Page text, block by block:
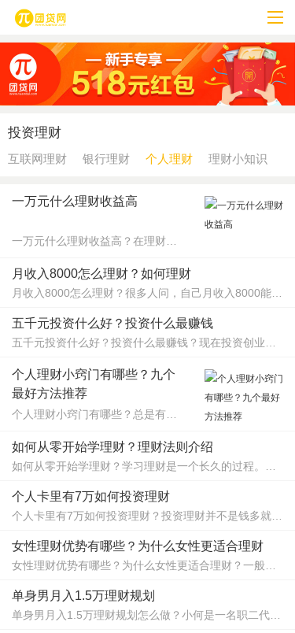
投资理财
互联网理财 银行理财 个人理财 理财小知识
一万元什么理财收益高
月收入8000怎么理财？如何理财
五千元投资什么好？投资什么最赚钱
个人理财小窍门有哪些？九个
最好方法推荐
如何从零开始学理财？理财法则介绍
个人卡里有7万如何投资理财
女性理财优势有哪些？为什么女性更适合理财
单身男月入1.5万理财规划